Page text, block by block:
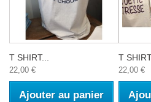
T SHIRT...
22,00 €
Ajouter au panier
T
22,00 €